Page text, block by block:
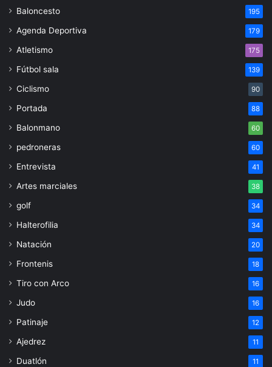
Baloncesto 195
Agenda Deportiva 179
Atletismo 175
Fútbol sala 139
Ciclismo 90
Portada 88
Balonmano 60
pedroneras 60
Entrevista 41
Artes marciales 38
golf 34
Halterofilia 34
Natación 20
Frontenis 18
Tiro con Arco 16
Judo 16
Patinaje 12
Ajedrez 11
Duatlón 11